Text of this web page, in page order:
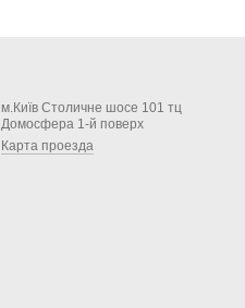
м.Київ Столичне шосе 101 тц
Домосфера 1-й поверх
Карта проезда